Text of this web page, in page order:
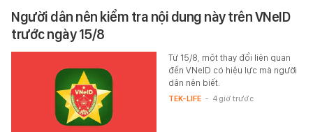
Người dân nên kiểm tra nội dung này trên VNeID
trước ngày 15/8
Từ 15/8, một thay đổi liên quan
đến VNeID có hiệu lực mà người
dân nên biết.
TEK-LIFE - 4 giờ trước